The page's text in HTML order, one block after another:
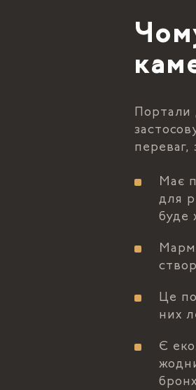
Портали
переваг,
Має
для
буде
Це
них
Є